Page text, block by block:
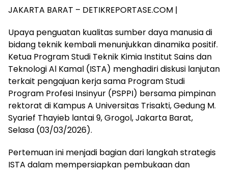
JAKARTA BARAT – DETIKREPORTASE.COM |
Upaya penguatan kualitas sumber daya manusia di
bidang teknik kembali menunjukkan dinamika positif.
Ketua Program Studi Teknik Kimia Institut Sains dan
Teknologi Al Kamal (ISTA) menghadiri diskusi lanjutan
terkait pengajuan kerja sama Program Studi
Program Profesi Insinyur (PSPPI) bersama pimpinan
rektorat di Kampus A Universitas Trisakti, Gedung M.
Syarief Thayieb lantai 9, Grogol, Jakarta Barat,
Selasa (03/03/2026).
Pertemuan ini menjadi bagian dari langkah strategis
ISTA dalam mempersiapkan pembukaan dan